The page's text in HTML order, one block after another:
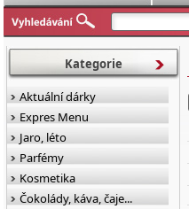
Kategorie
Aktuální dárky
Expres Menu
Jaro, léto
Parfémy
Kosmetika
Čokolády, káva, čaje...